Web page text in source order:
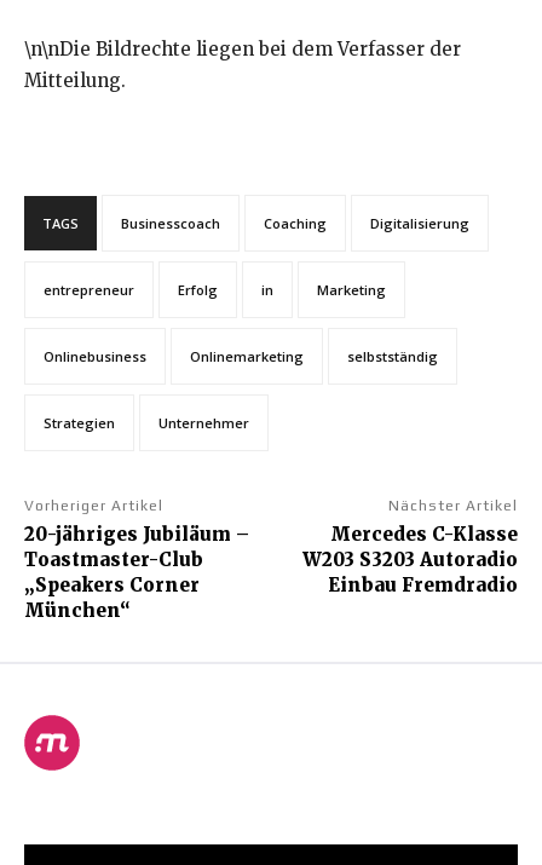
\n\nDie Bildrechte liegen bei dem Verfasser der
Mitteilung.
TAGS Businesscoach Coaching Digitalisierung
entrepreneur Erfolg in Marketing
Onlinebusiness Onlinemarketing selbstständig
Strategien Unternehmer
Vorheriger Artikel
20-jähriges Jubiläum –
Toastmaster-Club
„Speakers Corner
München“
Nächster Artikel
Mercedes C-Klasse
W203 S3203 Autoradio
Einbau Fremdradio